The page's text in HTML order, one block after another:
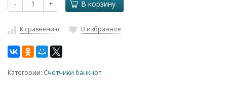
- + В корзину
К сравнению В избранное
Категории: Счетчики банкнот